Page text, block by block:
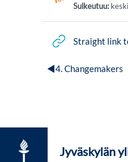
Sulkeutuu:
Straight link
◀︎4. Changemakers
Jyväskylän